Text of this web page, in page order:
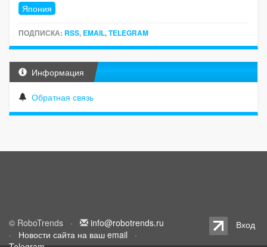
Япония
ПОДПИСКА: RSS, EMAIL,TELEGRAM
Информация
Обратная связь
© RoboTrends ·
info@robotrends.ru
· Новости сайта на ваш email ·
Вход